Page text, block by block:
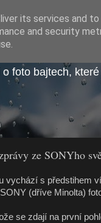
foto bajtech,
ze SONYho
vychází s předstihem
(dříve Minolta)
se zdají na první
its services and
and security